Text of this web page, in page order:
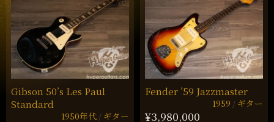
Gibson 50’s Les Paul
Standard
1950年代 ギター
Fender ’59 Jazzmaster
1959 ギター
¥3,980,000